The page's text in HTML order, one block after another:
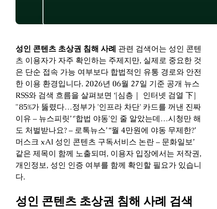
성인 콘텐츠 초상권 침해 사례 관련 검색어는 성인 콘텐
츠 이용자가 자주 확인하는 주제지만, 실제로 중요한 것
은 단순 접속 가능 여부보다 합법적인 유통 경로와 안전
한 이용 환경입니다. 2026년 06월 27일 기준 공개 뉴스
RSS와 검색 흐름을 살펴보면 ‘[심층｜ 인터넷 검열 下]
"85%가 뚫렸다…정부가 '인프라 차단' 카드를 꺼낸 진짜
이유 – 뉴스피릿’ ‘'합법 야동'인 줄 알았는데…시청만 해
도 처벌받나요? – 로톡뉴스’ ‘‘월 4만원에 야동 무제한?’
머스크 xAI 성인 콘텐츠 구독서비스 논란 – 문화일보’
같은 제목이 함께 노출되며, 이용자 입장에서는 저작권,
개인정보, 성인 인증 여부를 함께 확인할 필요가 있습니
다.
성인 콘텐츠 초상권 침해 사례 검색